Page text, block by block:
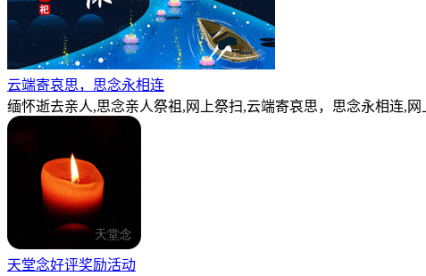
云端寄哀思，思念永相连
缅怀逝去亲人,思念亲人祭祖,网上祭扫,云端寄哀思，思念永相连,
天堂念好评奖励活动